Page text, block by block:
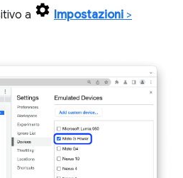
a
Impostazioni >